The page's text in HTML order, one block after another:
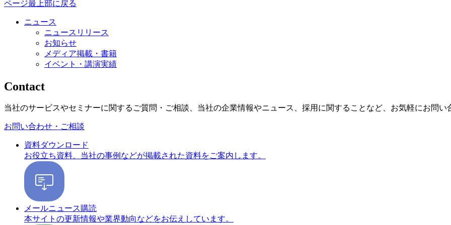
ページ最上部に戻る
ニュース
ニュースリリース
お知らせ
メディア掲載・書籍
イベント・講演実績
Contact
当社のサービスやセミナーに関するご質問・ご相談、当社の企業情報やニュース、採用に関することなど、お気軽にお問い
お問い合わせ・ご相談
資料ダウンロード
お役立ち資料、当社の事例などが掲載された資料をご案内します。
メールニュース購読
本サイトの更新情報や業界動向などをお伝えしています。